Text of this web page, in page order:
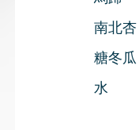
南北
糖冬
水　